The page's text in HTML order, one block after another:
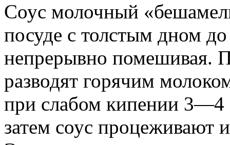
Соус молочный
посуде с толстым дном
непрерывно помешивая.
разводят горячим
при слабом кипении 3—4
затем соус процеживают